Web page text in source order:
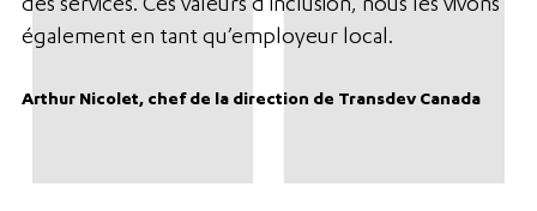
des services. Ces valeurs d’inclusion, nous les vivons
également en tant qu’employeur local.
Arthur Nicolet, chef de la direction de Transdev Canada